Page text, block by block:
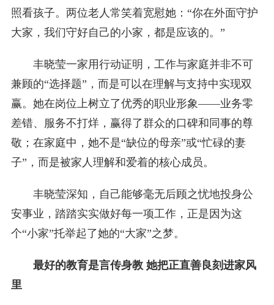
照看孩子。两位老人常笑着宽慰她：“你在外面守护
大家，我们守好自己的小家，都是应该的。”
丰晓莹一家用行动证明，工作与家庭并非不可
兼顾的“选择题”，而是可以在理解与支持中实现双
赢。她在岗位上树立了优秀的职业形象——业务零
差错、服务不打烊，赢得了群众的口碑和同事的尊
敬；在家庭中，她不是“缺位的母亲”或“忙碌的妻
子”，而是被家人理解和爱着的核心成员。
丰晓莹深知，自己能够毫无后顾之忧地投身公
安事业，踏踏实实做好每一项工作，正是因为这
个“小家”托举起了她的“大家”之梦。
最好的教育是言传身教 她把正直善良刻进家风
里